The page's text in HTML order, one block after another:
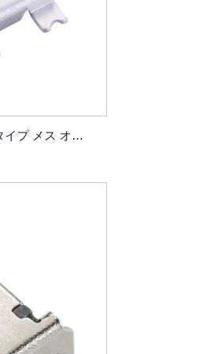
USB M PM10 MICOR USB Bタイプ メス オフセットタイプ SMT